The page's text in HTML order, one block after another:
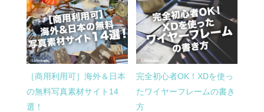
［商用利用可］海外＆日本
の無料写真素材サイト14
選！
完全初心者OK！XDを使っ
たワイヤーフレームの書き
方